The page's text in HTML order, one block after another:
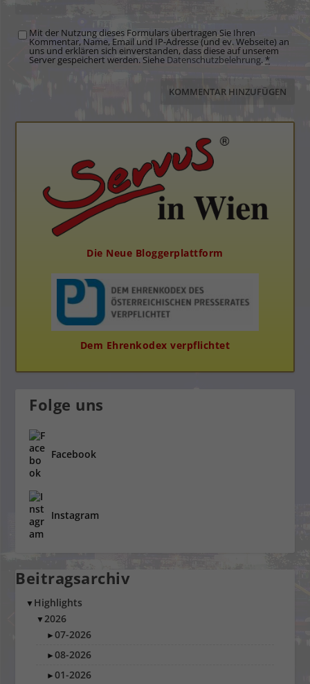
Mit der Nutzung dieses Formulars übertragen Sie Ihren
Kommentar, Name, Email und IP-Adresse (und ev. Webseite) an
uns und erklären sich einverstanden, dass diese auf unserem
Server gespeichert werden. Siehe Datenschutzbelehrung.*
Die Neue Bloggerplattform
Dem Ehrenkodex verpflichtet
Folge uns
Facebook
Instagram
Beitragsarchiv
▼ Highlights
▼2026
►07-2026
►08-2026
►01-2026